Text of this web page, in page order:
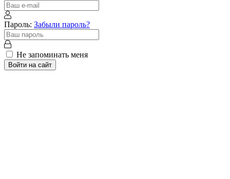
Пароль: Забыли пароль?
Не запоминать меня
Войти на сайт